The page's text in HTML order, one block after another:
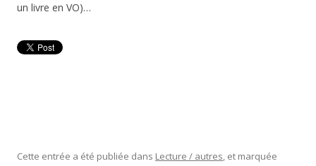
un livre en VO)…
Cette entrée a été publiée dans Lecture / autres, et marquée